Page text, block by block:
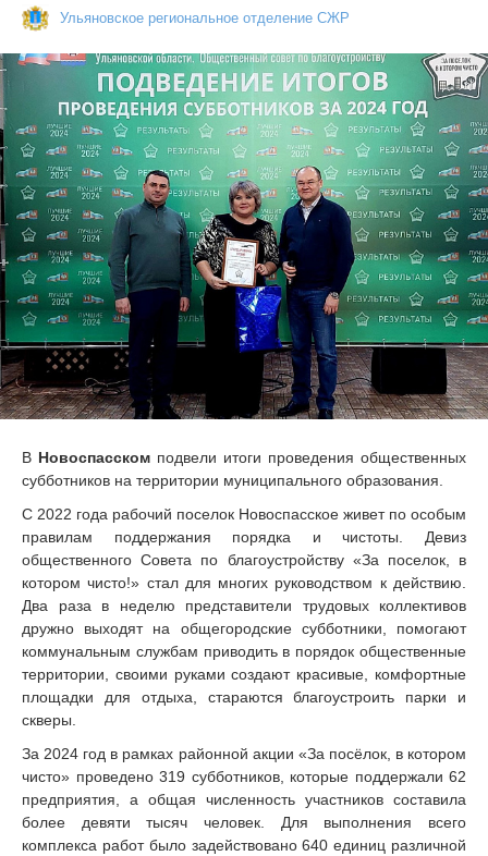
Ульяновское региональное отделение СЖР
В Новоспасском подвели итоги проведения общественных
субботников на территории муниципального образования.
С 2022 года рабочий поселок Новоспасское живет по особым
правилам поддержания порядка и чистоты. Девиз
общественного Совета по благоустройству «За поселок, в
котором чисто!» стал для многих руководством к действию.
Два раза в неделю представители трудовых коллективов
дружно выходят на общегородские субботники, помогают
коммунальным службам приводить в порядок общественные
территории, своими руками создают красивые, комфортные
площадки для отдыха, стараются благоустроить парки и
скверы.
За 2024 год в рамках районной акции «За посёлок, в котором
чисто» проведено 319 субботников, которые поддержали 62
предприятия, а общая численность участников составила
более девяти тысяч человек. Для выполнения всего
комплекса работ было задействовано 640 единиц различной